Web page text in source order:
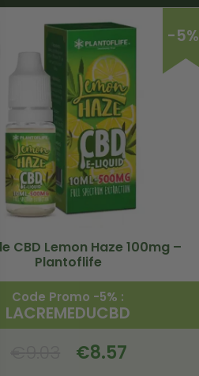
-5%
CBD Lemon Haze 100mg –
Plantoflife
Code Promo -5% :
LACREMEDUCBD
€8.57